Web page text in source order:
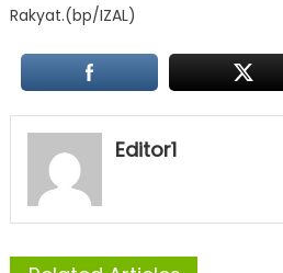
Rakyat.(bp/IZAL)
Editor1